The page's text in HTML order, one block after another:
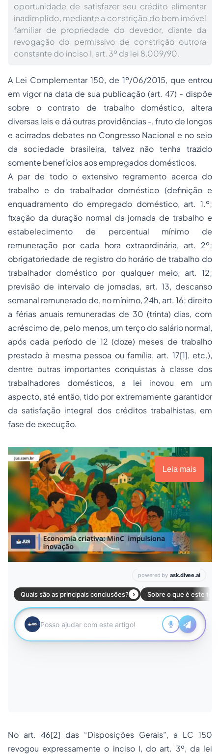
oportunidade de satisfazer seu crédito alimentar
inadimplido, mediante a constrição do bem imóvel
familiar de propriedade do devedor, diante da
revogação do permissivo de constrição outrora
constante do inciso I, art. 3º da lei 8.009/90.
A Lei Complementar 150, de 1º/06/2015, que entrou
em vigor na data de sua publicação (art. 47) - dispõe
sobre o contrato de trabalho doméstico, altera
diversas leis e dá outras providências -, fruto de longos
e acirrados debates no Congresso Nacional e no seio
da sociedade brasileira, talvez não tenha trazido
somente benefícios aos empregados domésticos.
A par de todo o extensivo regramento acerca do
trabalho e do trabalhador doméstico (definição e
enquadramento do empregado doméstico, art. 1.º;
fixação da duração normal da jornada de trabalho e
estabelecimento de percentual mínimo de
remuneração por cada hora extraordinária, art. 2º;
obrigatoriedade de registro do horário de trabalho do
trabalhador doméstico por qualquer meio, art. 12;
previsão de intervalo de jornadas, art. 13, descanso
semanal remunerado de, no mínimo, 24h, art. 16; direito
a férias anuais remuneradas de 30 (trinta) dias, com
acréscimo de, pelo menos, um terço do salário normal,
após cada período de 12 (doze) meses de trabalho
prestado à mesma pessoa ou família, art. 17[1], etc.),
dentre outras importantes conquistas à classe dos
trabalhadores domésticos, a lei inovou em um
aspecto, até então, tido por extremamente garantidor
da satisfação integral dos créditos trabalhistas, em
fase de execução.
Leia mais
No art. 46[2] das “Disposições Gerais”, a LC 150
revogou expressamente o inciso I, do art. 3º, da lei